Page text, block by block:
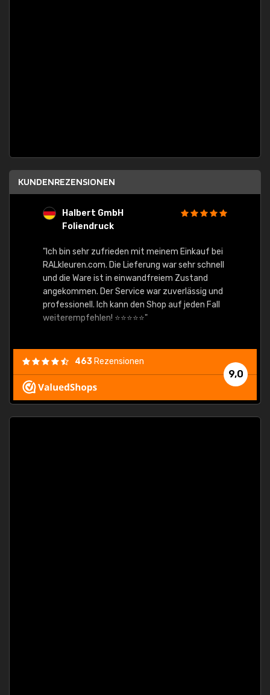
KUNDENREZENSIONEN
Halbert GmbH
Foliendruck
"Ich bin sehr zufrieden mit meinem Einkauf bei
RALkleuren.com. Die Lieferung war sehr schnell
und die Ware ist in einwandfreiem Zustand
angekommen. Der Service war zuverlässig und
professionell. Ich kann den Shop auf jeden Fall
weiterempfehlen! ⭐⭐⭐⭐⭐"
9,0
463 Rezensionen